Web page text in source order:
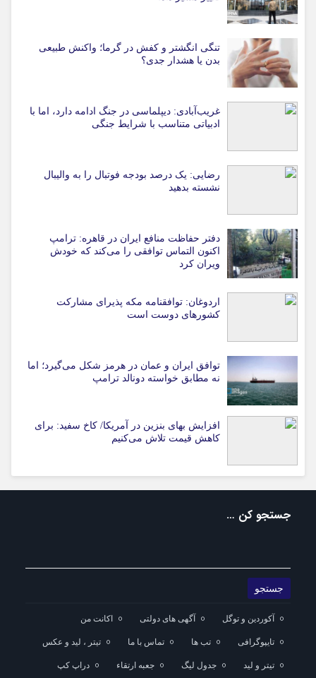
تنگی انگشتر و کفش در گرما؛ واکنش طبیعی
بدن یا هشدار جدی؟
غریب‌آبادی: دیپلماسی در جنگ ادامه دارد، اما با
ادبیاتی متناسب با شرایط جنگی
رضایی: یک درصد بودجه فوتبال را به والیبال
نشسته بدهید
دفتر حفاظت منافع ایران در قاهره: ترامپ
اکنون التماس توافقی را می‌کند که خودش
ویران کرد
اردوغان: توافقنامه مکه پذیرای مشارکت
کشورهای دوست است
توافق ایران و عمان در هرمز شکل می‌گیرد؛ اما
نه مطابق خواسته دونالد ترامپ
افزایش بهای بنزین در آمریکا/ کاخ سفید: برای
کاهش قیمت تلاش می‌کنیم
جستجو کن …
آکوردین و توگل آگهی های دولتی اکانت من
تایپوگرافی تب ها تماس با ما تیتر ، لید و عکس
تیتر و لید جدول لیگ جعبه ارتقاء دراپ کپ